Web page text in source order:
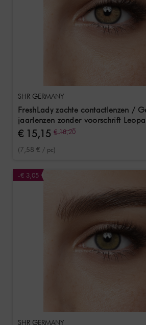
SHR GERMANY
FreshLady zachte contactlenzen /
jaarlenzen zonder voorschrift
€ 15,15 € 18,20
(7,58 € / pc)
-€ 3,05
SHR GERMANY